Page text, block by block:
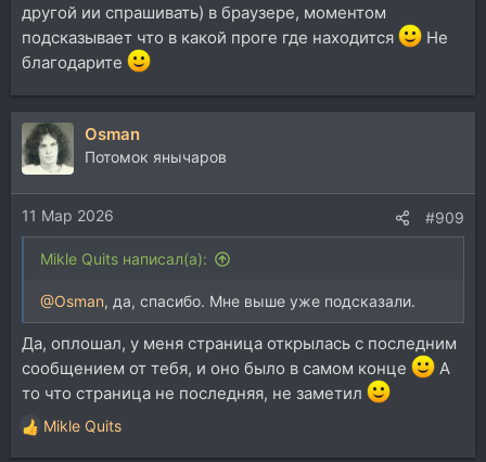
другой ии спрашивать) в браузере, моментом
подсказывает что в какой проге где находится
Не
благодарите
Osman
Потомок янычаров
11 Мар 2026 #909
Mikle Quits написал(а):
@Osman, да, спасибо. Мне выше уже подсказали.
Да, оплошал, у меня страница открылась с последним
сообщением от тебя, и оно было в самом конце
А
то что страница не последняя, не заметил
Р
е
Mikle Quits